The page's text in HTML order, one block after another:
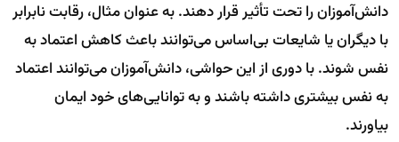
دانش‌آموزان را تحت تأثیر قرار دهند. به عنوان مثال، رقابت نابرابر
با دیگران یا شایعات بی‌اساس می‌توانند باعث کاهش اعتماد به
نفس شوند. با دوری از این حواشی، دانش‌آموزان می‌توانند اعتماد
به نفس بیشتری داشته باشند و به توانایی‌های خود ایمان
بیاورند.